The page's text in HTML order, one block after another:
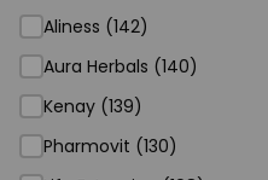
Aliness (142)
Aura Herbals (140)
Kenay (139)
Pharmovit (130)